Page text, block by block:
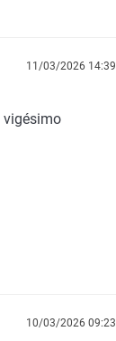
11/03/2026 14:39
vigésimo
10/03/2026 09:23